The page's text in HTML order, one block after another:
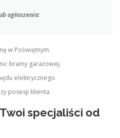
ogłoszenia:
w Poświętnym.
bramy garażowej.
elektrycznego.
posesji klienta.
specjaliści od